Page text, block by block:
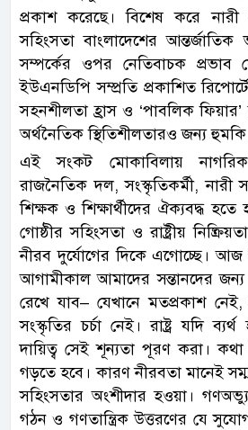
প্রকাশ করেছে। বিশেষ করে নারী
সহিংসতা বাংলাদেশের
সম্পর্কের ওপর নেতিবাচক প্রভাব
ইউএনডিপি সম্প্রতি প্রকাশিত
সহনশীলতা হ্রাস ও ‘পাবলিক
অর্থনৈতিক স্থিতিশীলতারও জন্য
এই সংকট মোকাবিলায়
রাজনৈতিক দল, সংস্কৃতিকর্মী, নারী
শিক্ষক ও শিক্ষার্থীদের ঐক্যবদ্ধ হতে
গোষ্ঠীর সহিংসতা ও রাষ্ট্রীয়
নীরব দুর্যোগের দিকে এগোচ্ছে।
আগামীকাল আমাদের সন্তানদের
রেখে যাব– যেখানে মতপ্রকাশ নেই,
সংস্কৃতির চর্চা নেই। রাষ্ট্র যদি
দায়িত্ব সেই শূন্যতা পূরণ করা।
গড়তে হবে। কারণ নীরবতা মানেই
সহিংসতার অংশীদার হওয়া।
গঠন ও গণতান্ত্রিক উত্তরণের যে